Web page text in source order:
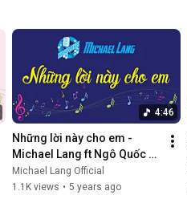
kysulangcong...
@michaellangvn
4:46
Những lời này cho em -
Michael Lang ft Ngô Quốc
Linh [Karaoke]
Michael Lang Official
1.1K views • 5 years ago